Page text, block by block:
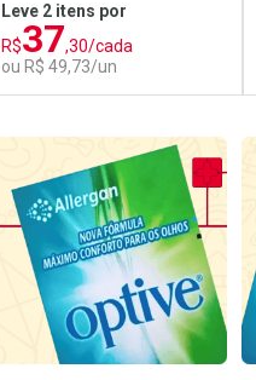
Leve 2 itens por
R$37,30/cada
ou R$ 49,73/un
Laboratório
Por Menos